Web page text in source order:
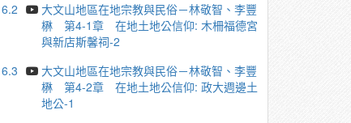
6.2
大文山地區在地宗教與民俗－林敬智、李豐
楙 第4-1章 在地土地公信仰: 木柵福德宮
與新店斯馨祠-2
6.3
大文山地區在地宗教與民俗－林敬智、李豐
楙 第4-2章 在地土地公信仰: 政大週邊土
地公-1